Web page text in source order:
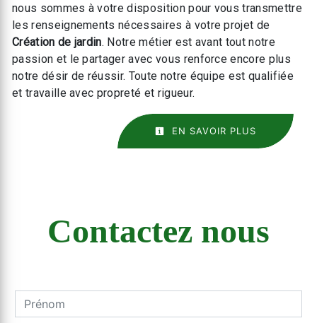
nous sommes à votre disposition pour vous transmettre
les renseignements nécessaires à votre projet de
Création de jardin. Notre métier est avant tout notre
passion et le partager avec vous renforce encore plus
notre désir de réussir. Toute notre équipe est qualifiée
et travaille avec propreté et rigueur.
EN SAVOIR PLUS
Contactez nous